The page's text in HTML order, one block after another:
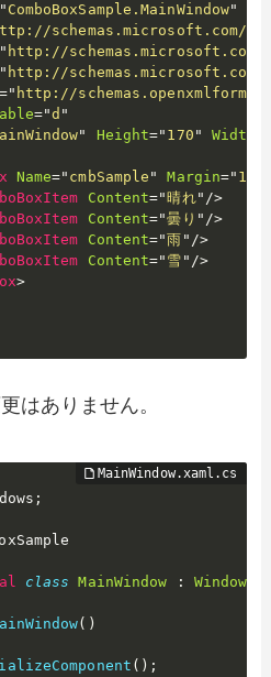
" ComboBoxSample.MainWindow"
schemas.microsoft.com/
" http://schemas.microsoft.com/
" http://schemas.microsoft.com/
=" http://
="d "
" Height=" 170 " Width
Name=" cmbSample " Margin="
Content="晴れ" />
Content="曇り " />
Content="雨 " />
Content=" 雪 " />
>
はありません。
;
class MainWindow :
Window
( )
( ) ;